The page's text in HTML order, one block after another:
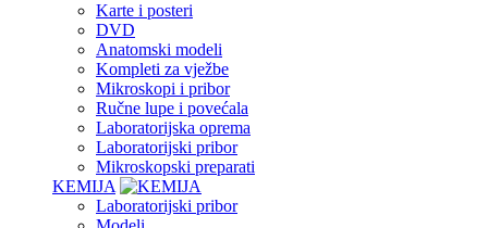
Karte i posteri
DVD
Anatomski modeli
Kompleti za vježbe
Mikroskopi i pribor
Ručne lupe i povećala
Laboratorijska oprema
Laboratorijski pribor
Mikroskopski preparati
KEMIJA
Laboratorijski pribor